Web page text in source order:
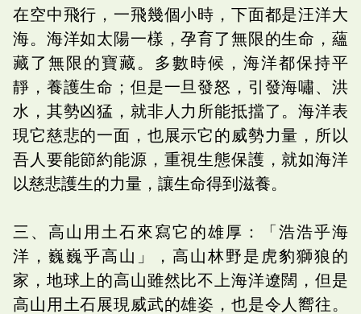
在空中飛行，一飛幾個小時，下面都是汪洋大
海。海洋如太陽一樣，孕育了無限的生命，蘊
藏了無限的寶藏。多數時候，海洋都保持平
靜，養護生命；但是一旦發怒，引發海嘯、洪
水，其勢凶猛，就非人力所能抵擋了。海洋表
現它慈悲的一面，也展示它的威勢力量，所以
吾人要能節約能源，重視生態保護，就如海洋
以慈悲護生的力量，讓生命得到滋養。
三、高山用土石來寫它的雄厚：「浩浩乎海
洋，巍巍乎高山」，高山林野是虎豹獅狼的
家，地球上的高山雖然比不上海洋遼闊，但是
高山用土石展現威武的雄姿，也是令人嚮往。